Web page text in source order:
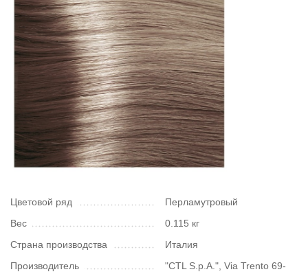
Цветовой ряд
Перламутровый
Вес
0.115 кг
Страна производства
Италия
Производитель
"CTL S.p.A.", Via Trento 69-